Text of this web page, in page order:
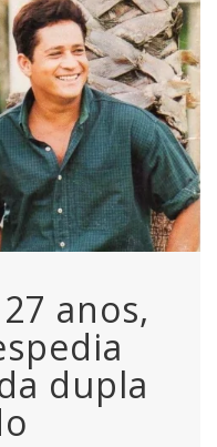
anos,
dupla